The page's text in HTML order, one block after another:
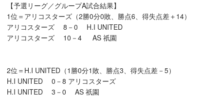
【予選リーグ／グループA試合結果】
1位＝アリコスターズ（2勝0分0敗、勝点6、得失点差＋14）
アリコスターズ 8－0 H.I UNITED
アリコスターズ 10－4 AS 祇園
2位＝H.I UNITED（1勝0分1敗、勝点3、得失点差－5）
H.I UNITED 0－8 アリコスターズ
H.I UNITED 3－0 AS 祇園